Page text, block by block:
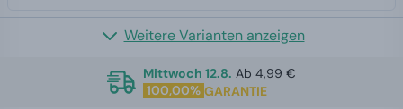
Weitere Varianten anzeigen
Mittwoch 12.8. Ab 4,99 €
100,00% GARANTIE